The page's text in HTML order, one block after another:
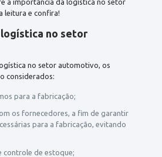
leitura e confira!
no setor
no setor automotivo, os
considerados:
para a fabricação;
os fornecedores, a fim de garantir
para a fabricação, evitando
controle de estoque;